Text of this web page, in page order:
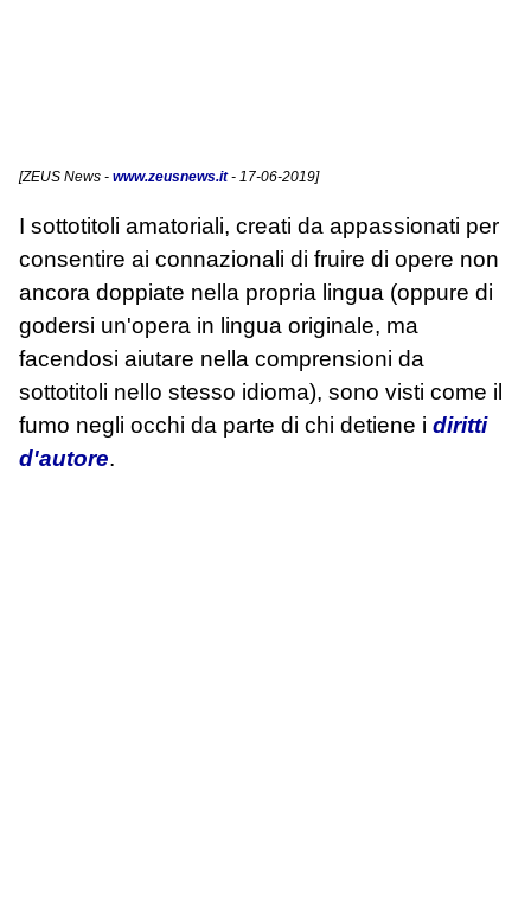
[ZEUS News - www.zeusnews.it- 17-06-2019]
I sottotitoli amatoriali, creati da appassionati per
consentire ai connazionali di fruire di opere non
ancora doppiate nella propria lingua (oppure di
godersi un'opera in lingua originale, ma
facendosi aiutare nella comprensioni da
sottotitoli nello stesso idioma), sono visti come il
fumo negli occhi da parte di chi detiene i diritti
d'autore.